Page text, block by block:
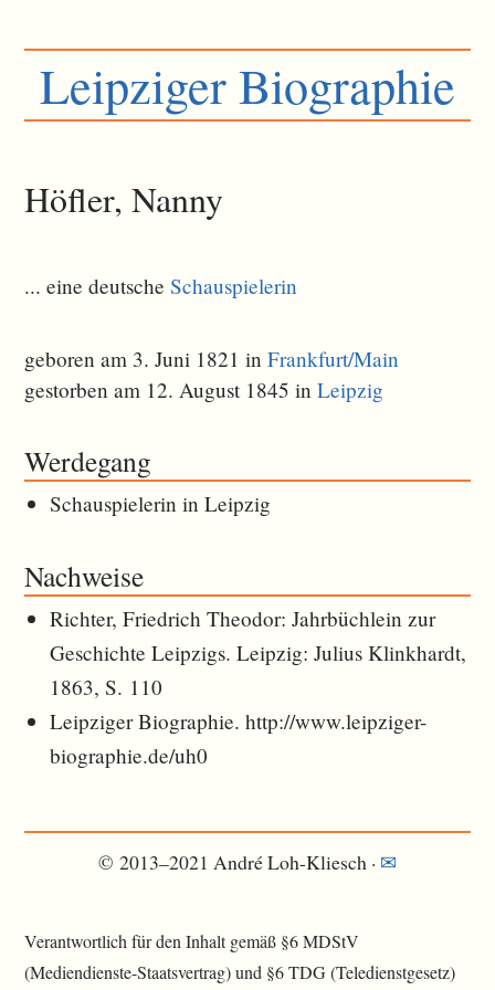
Leipziger Biographie
Höfler, Nanny
... eine deutscheSchauspielerin
geboren am 3. Juni 1821 inFrankfurt/Main
gestorben am 12. August 1845 inLeipzig
Werdegang
Schauspielerin in Leipzig
Nachweise
Richter, Friedrich Theodor: Jahrbüchlein zur
Geschichte Leipzigs. Leipzig: Julius Klinkhardt,
1863, S. 110
Leipziger Biographie. http://www.leipziger-
biographie.de/uh0
© 2013–2021 André Loh-Kliesch · ✉︎
Verantwortlich für den Inhalt gemäß §6 MDStV
(Mediendienste-Staatsvertrag) und §6 TDG (Teledienstgesetz)